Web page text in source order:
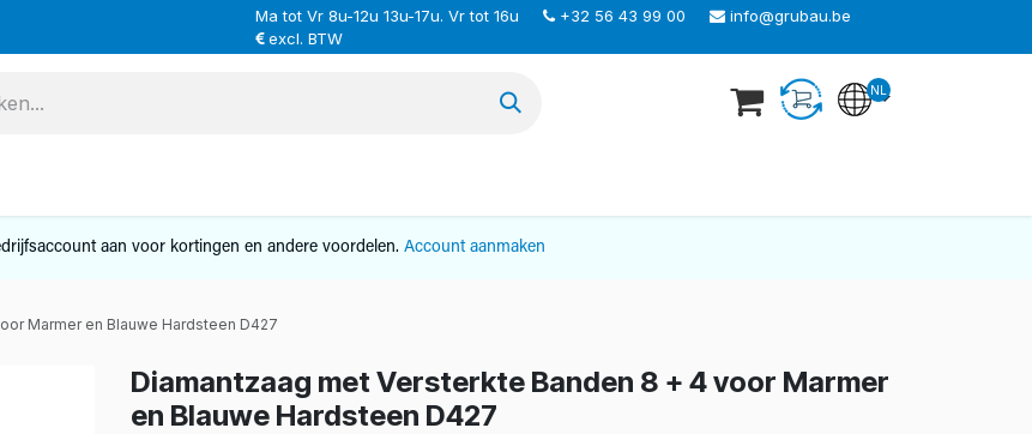
Ma tot Vr 8u-12u 13u-17u. Vr tot 16u +32 56 43 99 00
info@grubau.be
excl. BTW
NL
aan voor kortingen en andere voordelen. Account aanmaken
Marmer en Blauwe Hardsteen D427
Diamantzaag met Versterkte Banden 8 + 4 voor Marmer
en Blauwe Hardsteen D427